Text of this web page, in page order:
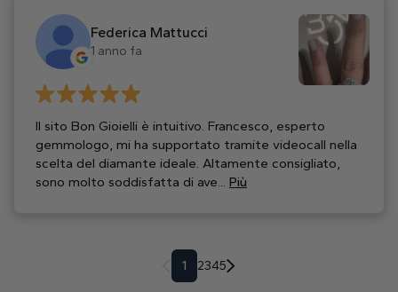
Federica Mattucci
1 anno fa
Il sito Bon Gioielli è intuitivo. Francesco, esperto
gemmologo, mi ha supportato tramite videocall nella
scelta del diamante ideale. Altamente consigliato,
sono molto soddisfatta di ave... Più
1 2345